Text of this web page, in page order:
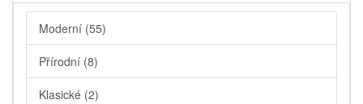
Moderní (55)
Přírodní (8)
Klasické (2)